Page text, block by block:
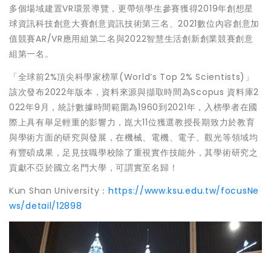
多個場域建置VR環景導覽，更帶領學生參賽獲得2019年創想星
球資訊科技創意大賽創意資訊技術第三名、2021數位內容創意加
值競賽AR/VR應用組第二名與2022智慧生活創新創業競賽創意
組第一名。
「全球前2%頂尖科學家榜單(World’s Top 2% Scientists)」
該次發布2022年版本，資料來源與擷取時間為Scopus 資料庫2
022年9月，統計數據時間範圍為1960到2021年，入榜學者在國
際上具有舉足輕重的影響力，崑大11位獲選教授長期致力於教育
與學術方面的研究與發展，在機械、電機、電子、觀光等領域均
有豐碩成果，足見技職學校除了重視實作技能外，其學術研究之
貢獻不亞於國立名門大學，可謂實至名歸！
Kun Shan University： https://www.ksu.edu.tw/focusNe
ws/detail/12898